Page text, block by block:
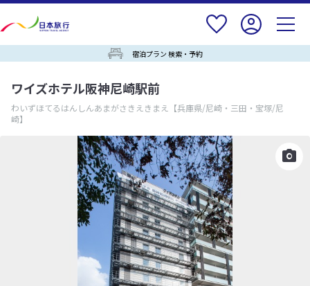
宿泊プラン 検索・予約
ワイズホテル阪神尼崎駅前
わいずほてるはんしんあまがさきえきまえ
【兵庫県/尼崎・三田・宝塚/尼
崎】